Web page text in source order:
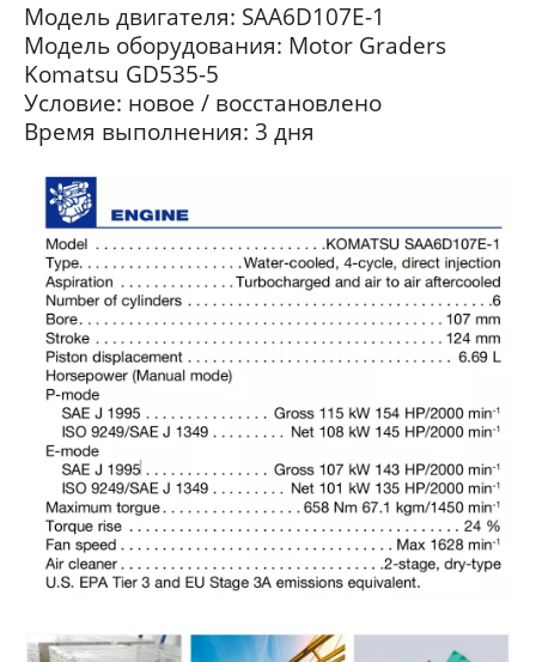
Komatsu SAA6D107E-1 для PC210 & PC210LC-10MO Экскаватор Komatsu SAA6D107E-1 для PC210 & PC210LC-10MO Экскаватор
Модель двигателя: SAA6D107E-1
Модель оборудования: Motor Graders
Komatsu GD535-5
Условие: новое / восстановлено
Время выполнения: 3 дня